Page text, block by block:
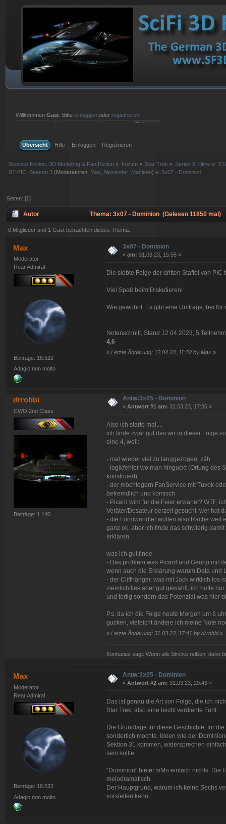
WillkommenGast . Bitteeinloggen oder registrieren
Übersicht
Hilfe Einloggen Registrieren
Science Fiction, 3D Modelling & Fan Fiction » Forum» Star Trek » Serien & Filme »
ST-PIC: Season 3 (Moderatoren: Max ,Alexander_Maclean) » 3x07 - Dominion
Seiten: [1]
Autor Thema: 3x07 - Dominion (Gelesen 11850 mal)
0 Mitglieder und 1 Gast betrachten dieses Thema.
Max
Moderator
Rear Admiral
Beiträge: 18.522
Adagio non molto
3x07 - Dominion
«am: 31.03.23, 15:55 »
Die siebte Folge der dritten Staffel von PIC
Viel Spaß beim Diskutieren!
Wie gewohnt: Es gibt eine Umfrage, bei
Notenschnitt, Stand 12.04.2023, 5
4,6
« Letzte Änderung: 12.04.23, 11:32 by Max»
drrobbi
CWO 2nd Class
Beiträge: 1.140
Antw:3x05 - Dominion
« Antwort #1 am: 31.03.23, 17:36 »
Also ich starte mal....
ich finde zwar gut das wir in dieser Folge
eine 4, weil:
- mal wieder viel zu langgezogen, zäh
- logikfehler wo man hinguckt (Ortung des
konstruiert)
- der möchtegern FanService mit Tuvok
befremdlich und komisch
- Picard wird für die Feier erwartet? WTF,
Veräter/Desateur derzeit gesucht, wer hat
- die Formwandler wollen also Rache weil
ganz ok, aber ich finde das schwierig
erklären
was ich gut finde
- Das problem was Picard und Georgi mit
wenn auch die Erklärung warum Data und
- der Cliffhänger, was mit Jack wirklich los
ziemlich fies aber gut gewählt, ich hoffe
und fertig sondern das Potenzial was hier
P.s. da ich die Folge heute Morgen um 6
gucken, vieleicht ändere ich meine Note
« Letzte Änderung: 31.03.23, 17:41 by drrobbi»
Konfuzius sagt: Wenn alle Stricke reißen, dann
Max
Moderator
Rear Admiral
Beiträge: 18.522
Adagio non molto
Antw:3x05 - Dominion
« Antwort #2 am: 31.03.23, 20:43 »
Das ist genau die Art von Folge, die ich
Star Trek; also eine leicht verdiente Fünf.
Die Grundlage für diese Geschichte, für
sonderlich mochte. Ideen wie der
Sektion 31 kommen, widersprechen
sein sollte.
"Dominion" bietet mMn einfach nichts. Die
melodramatisch.
Der Hauptgrund, warum ich keine Sechs
vorstellen kann.